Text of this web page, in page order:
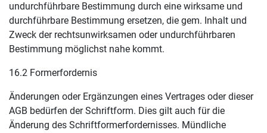
undurchführbare Bestimmung durch eine wirksame und
durchführbare Bestimmung ersetzen, die gem. Inhalt und
Zweck der rechtsunwirksamen oder undurchführbaren
Bestimmung möglichst nahe kommt.
16.2 Formerfordernis
Änderungen oder Ergänzungen eines Vertrages oder dieser
AGB bedürfen der Schriftform. Dies gilt auch für die
Änderung des Schriftformerfordernisses. Mündliche